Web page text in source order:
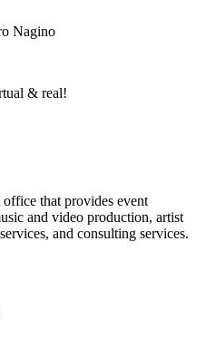
Nagino
& real!
office that provides event
and video production, artist
and consulting services.